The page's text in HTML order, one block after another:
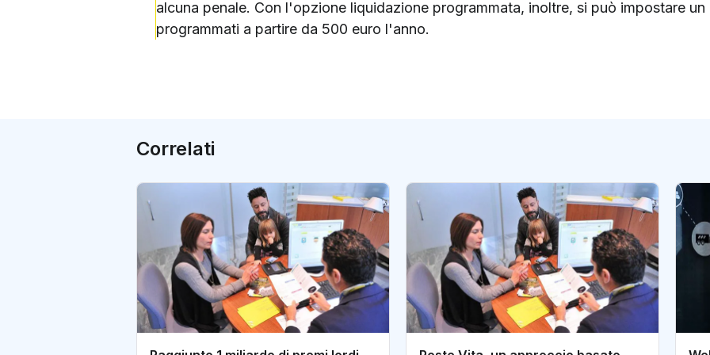
alcuna penale. Con l'opzione liquidazione programmata, inoltre, si può impostare
programmati a partire da 500 euro l'anno.
Correlati